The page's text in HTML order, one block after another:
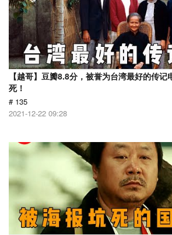
【越哥】豆瓣8.8分，被誉为台湾最好的传
死！
# 135
2021-12-22 09:28